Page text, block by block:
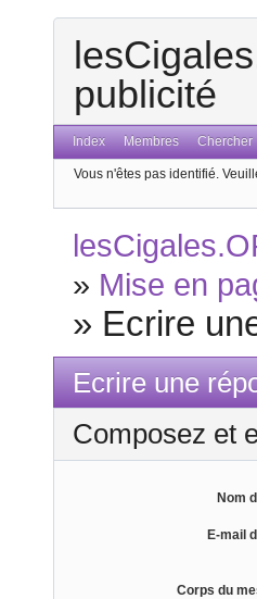
publicité
Index Membres Chercher
Vous n'êtes pas identifié.
» Mise en
» Ecrire
Ecrire une
Composez et
Nom
E-mail
Corps du